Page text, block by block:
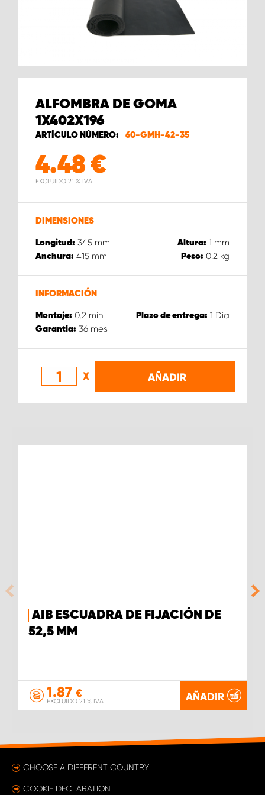
ALFOMBRA DE GOMA
1X402X196
ARTÍCULO NÚMERO: 60-GMH-42-35
4.48 €
EXCLUIDO 21 % IVA
DIMENSIONES
Longitud: 345 mm Altura: 1 mm
Anchura: 415 mm Peso: 0.2 kg
INFORMACIÓN
Montaje: 0.2 min Plazo de entrega: 1 Dia
Garantia: 36 mes
X AÑADIR
AIB ESCUADRA DE FIJACIÓN DE
52,5 MM
1.87 €
EXCLUIDO 21 % IVA AÑADIR
CHOOSE A DIFFERENT COUNTRY
COOKIE DECLARATION